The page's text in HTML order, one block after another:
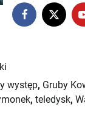
występ, Gruby
, teledysk,